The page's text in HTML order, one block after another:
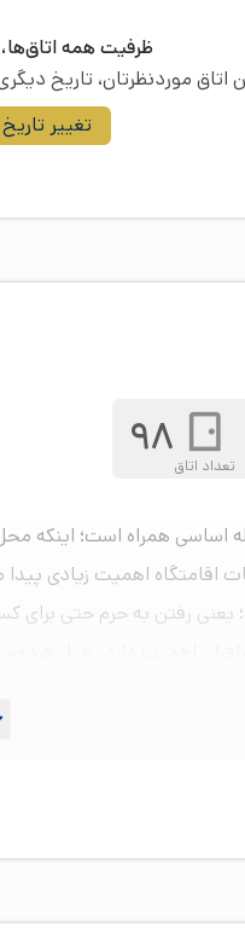
ظرفیت همه
اتاق موردنظرتان، تاریخ
تغییر
تعداد اتاق98
همراه است؛ اینکه محل
سوئیت چهار تخته و نوع